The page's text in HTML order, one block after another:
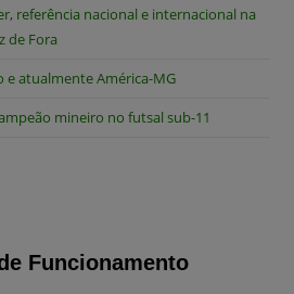
referência nacional e internacional na
de Fora
e atualmente América-MG
mineiro no futsal sub-11
Funcionamento